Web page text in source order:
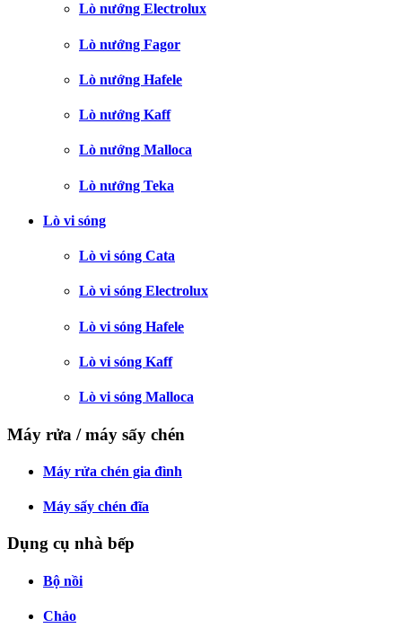
Lò nướng Electrolux
Lò nướng Fagor
Lò nướng Hafele
Lò nướng Kaff
Lò nướng Malloca
Lò nướng Teka
Lò vi sóng
Lò vi sóng Cata
Lò vi sóng Electrolux
Lò vi sóng Hafele
Lò vi sóng Kaff
Lò vi sóng Malloca
Máy rửa / máy sấy chén
Máy rửa chén gia đình
Máy sấy chén đĩa
Dụng cụ nhà bếp
Bộ nồi
Chảo